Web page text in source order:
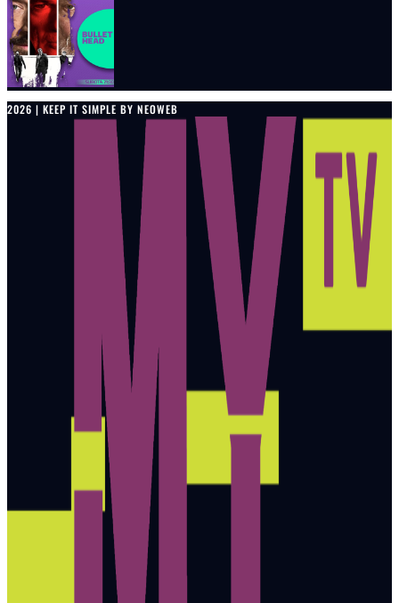
2026 | KEEP IT SIMPLE BY NEOWEB